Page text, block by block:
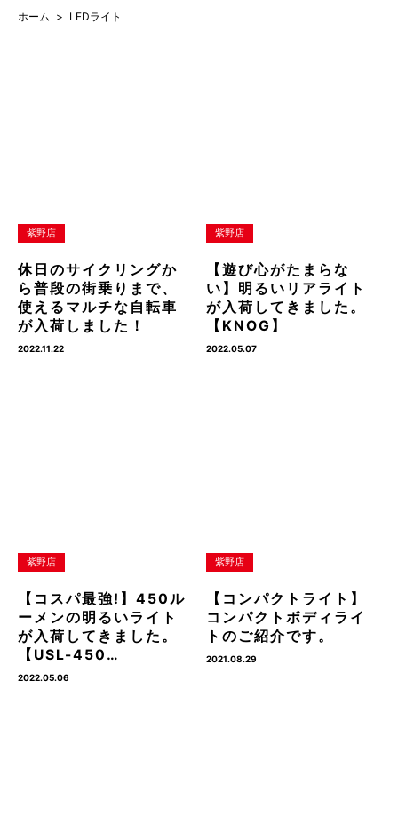
ホーム LEDライト
紫野店
休日のサイクリングか
ら普段の街乗りまで、
使えるマルチな自転車
が入荷しました！
2022.11.22
紫野店
【遊び心がたまらな
い】明るいリアライト
が入荷してきました。
【KNOG】
2022.05.07
紫野店
【コスパ最強!】450ル
ーメンの明るいライト
が入荷してきました。
【USL-450…
2022.05.06
紫野店
【コンパクトライト】
コンパクトボディライ
トのご紹介です。
2021.08.29